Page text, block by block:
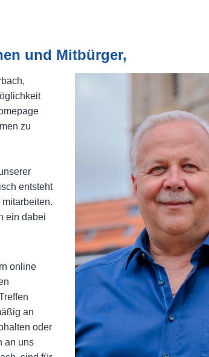
und Mitbürger,
zu
entsteht
ein dabei
online
an
oder
an uns